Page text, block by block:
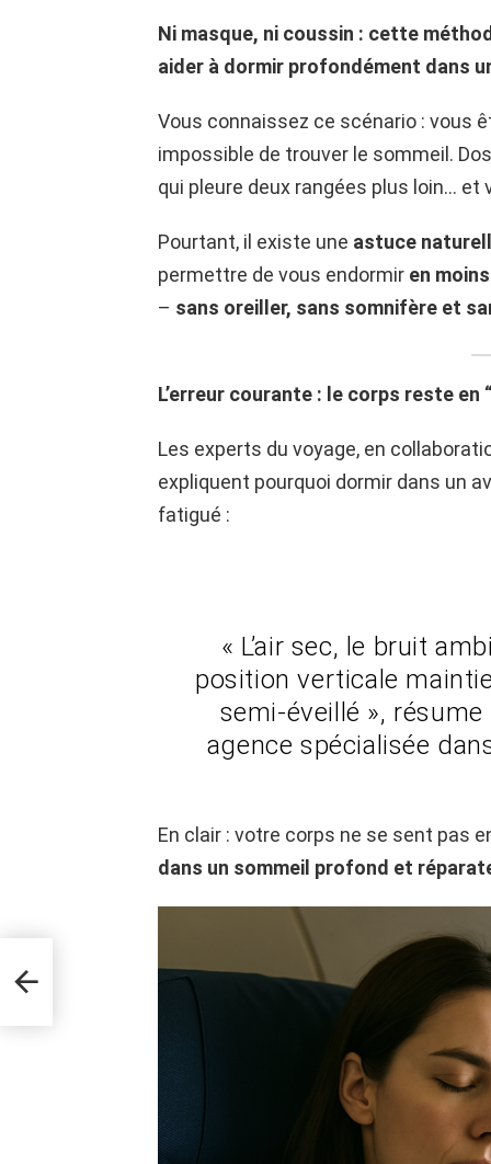
Ni masque, ni coussin : cette
aider à dormir profondément dans
Vous connaissez ce scénario : vous
impossible de trouver le sommeil.
qui pleure deux rangées plus loin… et
Pourtant, il existe une astuce
permettre de vous endormir en
– sans oreiller, sans somnifère et
L’erreur courante : le corps reste en
Les experts du voyage, en
expliquent pourquoi dormir dans un
fatigué :
« L’air sec, le bruit
position verticale
semi-éveillé », résume
agence spécialisée
En clair : votre corps ne se sent pas
dans un sommeil profond et